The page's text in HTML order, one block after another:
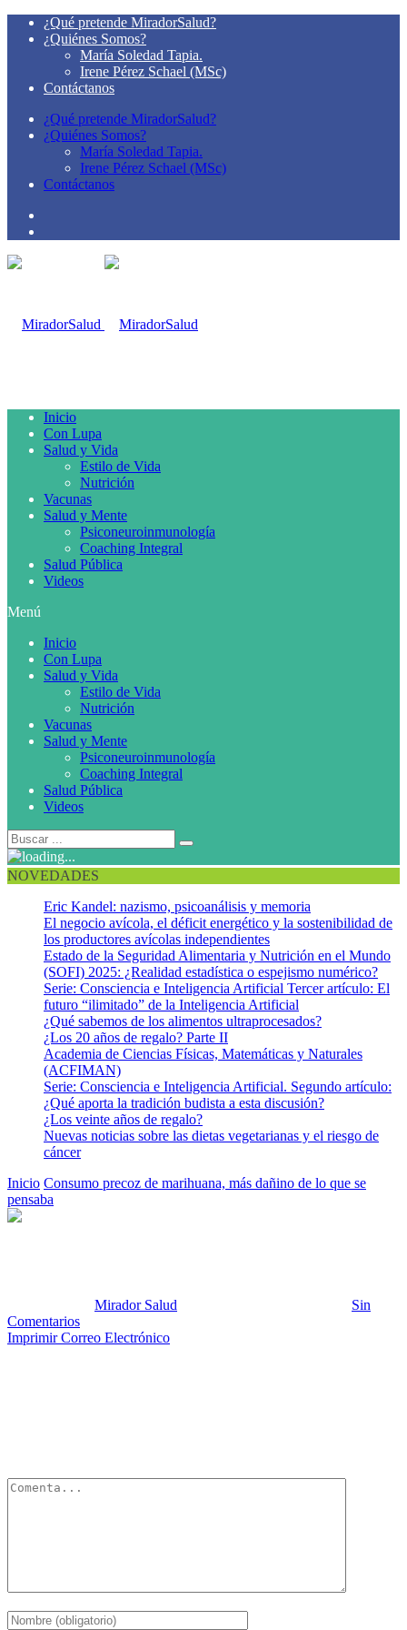
¿Qué pretende MiradorSalud?
¿Quiénes Somos?
María Soledad Tapia.
Irene Pérez Schael (MSc)
Contáctanos
¿Qué pretende MiradorSalud?
¿Quiénes Somos?
María Soledad Tapia.
Irene Pérez Schael (MSc)
Contáctanos
Inicio
Con Lupa
Salud y Vida
Estilo de Vida
Nutrición
Vacunas
Salud y Mente
Psiconeuroinmunología
Coaching Integral
Salud Pública
Videos
Menú
Inicio
Con Lupa
Salud y Vida
Estilo de Vida
Nutrición
Vacunas
Salud y Mente
Psiconeuroinmunología
Coaching Integral
Salud Pública
Videos
NOVEDADES
Eric Kandel: nazismo, psicoanálisis y memoria
El negocio avícola, el déficit energético y la sostenibilidad de
los productores avícolas independientes
Estado de la Seguridad Alimentaria y Nutrición en el Mundo
(SOFI) 2025: ¿Realidad estadística o espejismo numérico?
Serie: Consciencia e Inteligencia Artificial Tercer artículo: El
futuro “ilimitado” de la Inteligencia Artificial
¿Qué sabemos de los alimentos ultraprocesados?
¿Los 20 años de regalo? Parte II
Academia de Ciencias Físicas, Matemáticas y Naturales
(ACFIMAN)
Serie: Consciencia e Inteligencia Artificial. Segundo artículo:
¿Qué aporta la tradición budista a esta discusión?
¿Los veinte años de regalo?
Nuevas noticias sobre las dietas vegetarianas y el riesgo de
cáncer
Inicio Consumo precoz de marihuana, más dañino de lo que se
pensaba
Mirador Salud
Sin
Comentarios
Imprimir Correo Electrónico